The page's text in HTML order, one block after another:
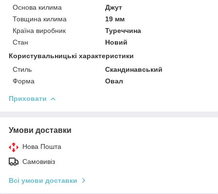
Основа килима
Джут
Товщина килима
19 мм
Країна виробник
Туреччина
Стан
Новий
Користувальницькі характеристики
Стиль
Скандинавський
Форма
Овал
Приховати
Умови доставки
Нова Пошта
Самовивіз
Всі умови доставки